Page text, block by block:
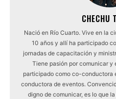
CHECHU
Nació en Río Cuarto. Vive en la
10 años y allí ha participado
jornadas de capacitación y
Tiene pasión por comunicar y
participado como co-conductora
conductora de eventos.
digno de comunicar, es lo que